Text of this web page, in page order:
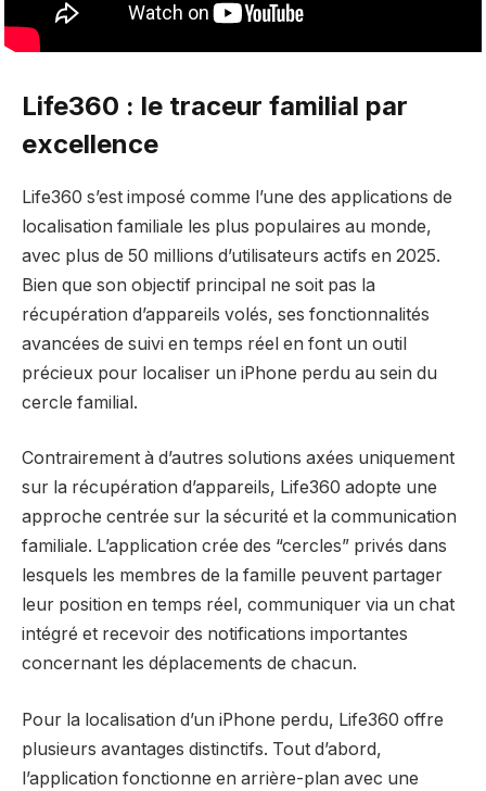
Life360 : le traceur familial par
excellence
Life360 s’est imposé comme l’une des applications de
localisation familiale les plus populaires au monde,
avec plus de 50 millions d’utilisateurs actifs en 2025.
Bien que son objectif principal ne soit pas la
récupération d’appareils volés, ses fonctionnalités
avancées de suivi en temps réel en font un outil
précieux pour localiser un iPhone perdu au sein du
cercle familial.
Contrairement à d’autres solutions axées uniquement
sur la récupération d’appareils, Life360 adopte une
approche centrée sur la sécurité et la communication
familiale. L’application crée des “cercles” privés dans
lesquels les membres de la famille peuvent partager
leur position en temps réel, communiquer via un chat
intégré et recevoir des notifications importantes
concernant les déplacements de chacun.
Pour la localisation d’un iPhone perdu, Life360 offre
plusieurs avantages distinctifs. Tout d’abord,
l’application fonctionne en arrière-plan avec une